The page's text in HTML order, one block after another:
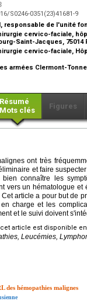
S0246-0351(23)41681-9
responsable de l'unité
cervico-faciale,
Saint-Jacques, 75014
cervico-faciale,
armées Clermont-
Résumé
Mots clés
Figures
ont très
et faire
connaître les
vers un hématologue
article a pour but de
charge et les
et le suivi doivent
article est disponible en
Leucémies,
des hémopathies malignes